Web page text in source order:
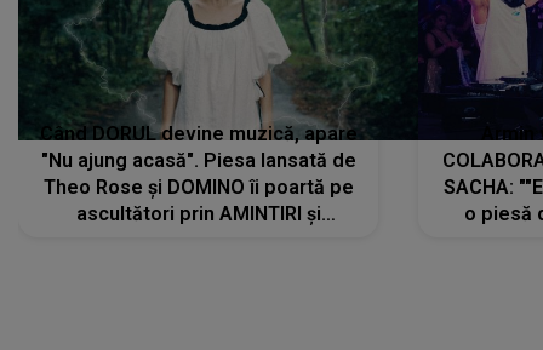
Când DORUL devine muzică, apare
"Nu ajung acasă". Piesa lansată de
Theo Rose și DOMINO îi poartă pe
ascultători prin AMINTIRI și
SACHA:
o piesă